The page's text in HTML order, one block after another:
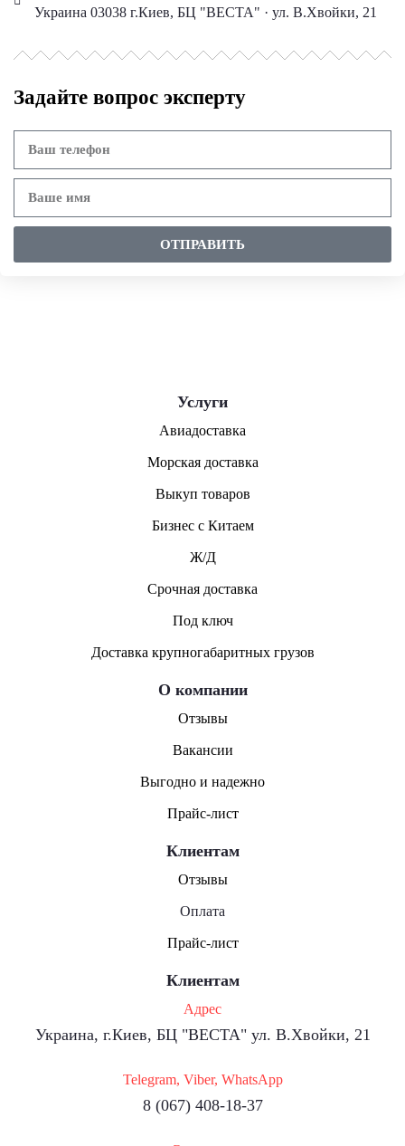
Украина 03038 г.Киев, БЦ "ВЕСТА" · ул. В.Хвойки, 21
Задайте вопрос эксперту
ОТПРАВИТЬ
Услуги
Авиадоставка
Морская доставка
Выкуп товаров
Бизнес с Китаем
Ж/Д
Срочная доставка
Под ключ
Доставка крупногабаритных грузов
О компании
Отзывы
Вакансии
Выгодно и надежно
Прайс-лист
Клиентам
Отзывы
Оплата
Прайс-лист
Клиентам
Адрес
Украина, г.Киев, БЦ "ВЕСТА" ул. В.Хвойки, 21
Telegram, Viber, WhatsApp
8 (067) 408-18-37